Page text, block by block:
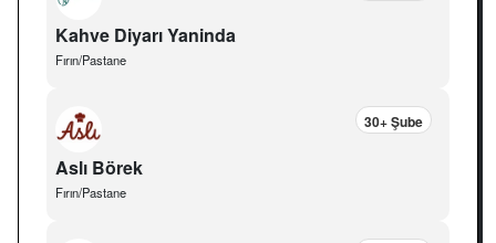
Kahve Diyarı Yaninda
Fırın/Pastane
Aslı Börek
Fırın/Pastane
30+ Şube